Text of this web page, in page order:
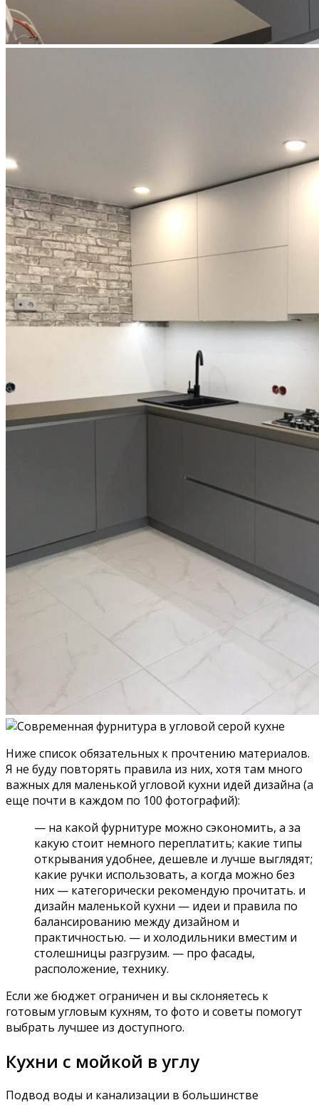
Ниже список обязательных к прочтению материалов.
Я не буду повторять правила из них, хотя там много
важных для маленькой угловой кухни идей дизайна (а
еще почти в каждом по 100 фотографий):
— на какой фурнитуре можно сэкономить, а за
какую стоит немного переплатить; какие типы
открывания удобнее, дешевле и лучше выглядят;
какие ручки использовать, а когда можно без
них — категорически рекомендую прочитать. и
дизайн маленькой кухни — идеи и правила по
балансированию между дизайном и
практичностью. — и холодильники вместим и
столешницы разгрузим. — про фасады,
расположение, технику.
Если же бюджет ограничен и вы склоняетесь к
готовым угловым кухням, то фото и советы помогут
выбрать лучшее из доступного.
Кухни с мойкой в углу
Подвод воды и канализации в большинстве